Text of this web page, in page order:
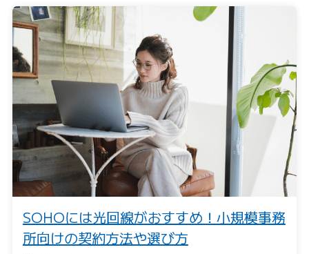
SOHOには光回線がおすすめ！小規模事務
所向けの契約方法や選び方